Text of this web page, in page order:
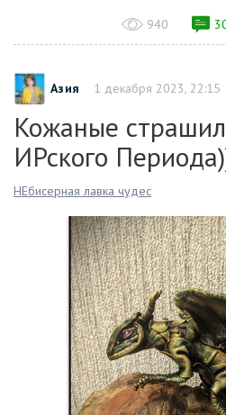
940
Азия 1 декабря 2023, 22:15
Кожаные
ИРского
НЕбисерная лавка чудес